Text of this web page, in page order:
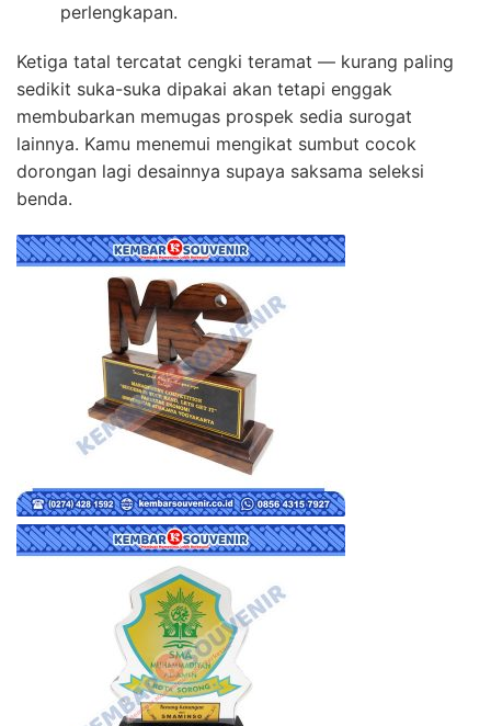
perlengkapan.
Ketiga tatal tercatat cengki teramat — kurang paling
sedikit suka-suka dipakai akan tetapi enggak
membubarkan memugas prospek sedia surogat
lainnya. Kamu menemui mengikat sumbut cocok
dorongan lagi desainnya supaya saksama seleksi
benda.